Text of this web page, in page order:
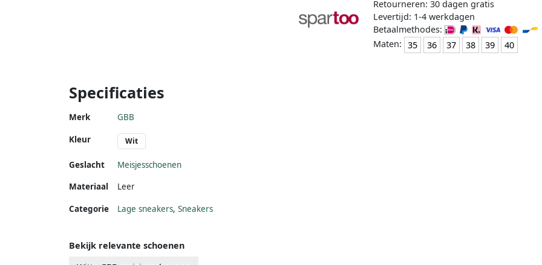
Retourneren: 30 dagen gratis
Levertijd: 1-4 werkdagen
Betaalmethodes:
Maten: 35 36 37 38 39 40
Specificaties
Merk GBB
Kleur Wit
Geslacht
Meisjesschoenen
Materiaal
Leer
Categorie Lage sneakers, Sneakers
Bekijk relevante schoenen